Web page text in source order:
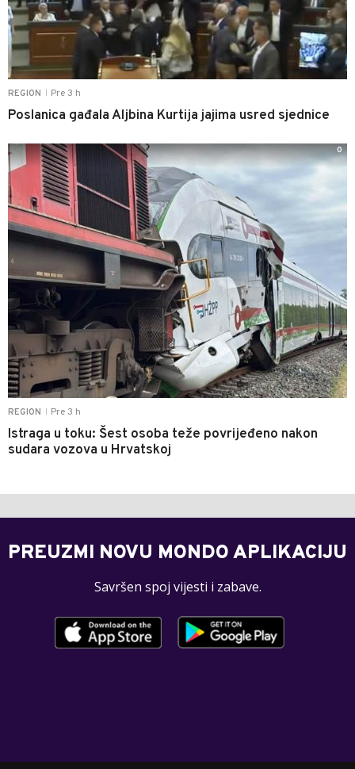
REGION Pre 3 h
Poslanica gađala Aljbina Kurtija jajima usred sjednice
REGION Pre 3 h
Istraga u toku: Šest osoba teže povrijeđeno nakon
sudara vozova u Hrvatskoj
0
PREUZMI NOVU MONDO APLIKACIJU
Savršen spoj vijesti i zabave.